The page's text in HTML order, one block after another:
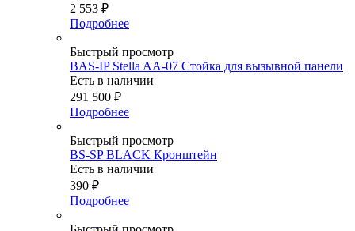
2 553 ₽
Подробнее
Быстрый просмотр
BAS-IP Stella AA-07 Стойка для вызывной панели
Есть в наличии
291 500 ₽
Подробнее
Быстрый просмотр
BS-SP BLACK Кронштейн
Есть в наличии
390 ₽
Подробнее